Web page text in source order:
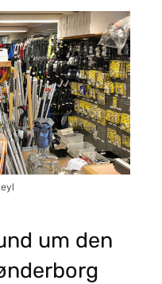
um den